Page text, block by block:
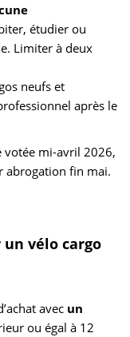
étudier ou
Limiter à deux
neufs et
après le
votée mi-avril 2026,
abrogation fin mai.
un vélo cargo
avec un
ou égal à 12